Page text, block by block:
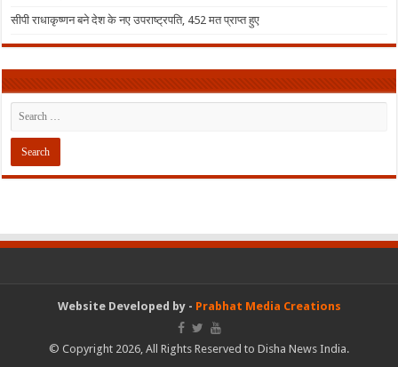
सीपी राधाकृष्णन बने देश के नए उपराष्ट्रपति, 452 मत प्राप्त हुए
Website Developed by - Prabhat Media Creations
© Copyright 2026, All Rights Reserved to Disha News India.